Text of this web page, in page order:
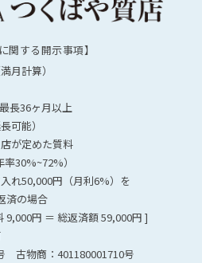
関する開示事項】
計算）
長36ヶ月以上
可能）
が定めた質料
30%~72%）
れ50,000円（月利6%）を
済の場合
9,000円 ＝ 総返済額 59,000円 ]
古物商：401180001710号